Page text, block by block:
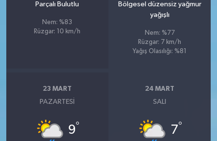
Parçalı Bulutlu
Nem: %83
Rüzgar: 10 km/h
Bölgesel düzensiz yağmur
yağışlı
Nem: %77
Rüzgar: 7 km/h
Yağış Olasılığı: %81
23 MART
PAZARTESI
9°
24 MART
SALI
7°